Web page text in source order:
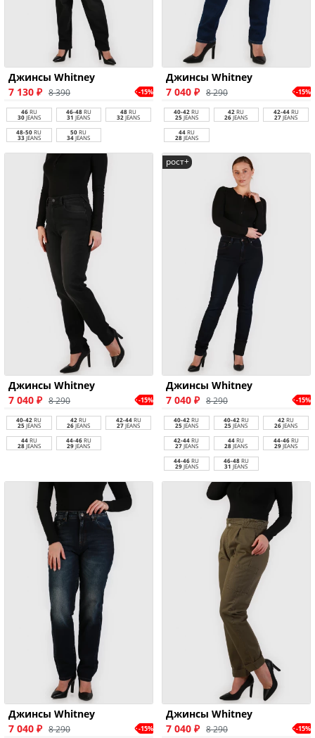
Джинсы Whitney
7 130 ₽ 8 390 -15%
46RU
30JEANS
46-48RU
31 JEANS
48RU
32JEANS
48-50RU
33JEANS
50RU
34JEANS
Джинсы Whitney
7 040 ₽ 8 290 -15%
40-42RU
25JEANS
42RU
26JEANS
42-44RU
27JEANS
44RU
28JEANS
Джинсы Whitney
7 040 ₽ 8 290 -15%
40-42RU
25JEANS
42RU
26JEANS
42-44RU
27JEANS
44RU
28JEANS
44-46RU
29JEANS
рост+
Джинсы Whitney
7 040 ₽ 8 290 -15%
40-42RU
25JEANS
40-42RU
25JEANS
42RU
26JEANS
42-44RU
27JEANS
44RU
28JEANS
44-46RU
29JEANS
44-46RU
29JEANS
46-48RU
31 JEANS
Джинсы Whitney
7 040 ₽ 8 290 -15%
Джинсы Whitney
7 040 ₽ 8 290 -15%